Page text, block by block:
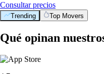
Consultar precios
Trending Top Movers
Qué opinan